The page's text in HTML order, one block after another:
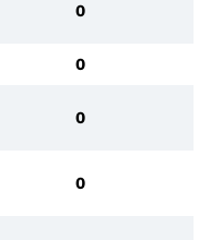
0
0
0
0